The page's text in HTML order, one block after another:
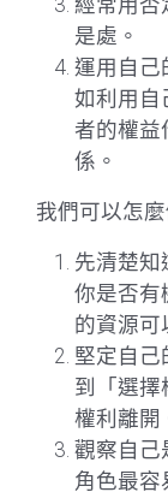
經常用否
是處。
運用自己
如利用自
者的權益
係。
我們可以怎
先清楚知
你是否有
的資源可
堅定自己
到「選擇
權利離開
觀察自己
角色最容